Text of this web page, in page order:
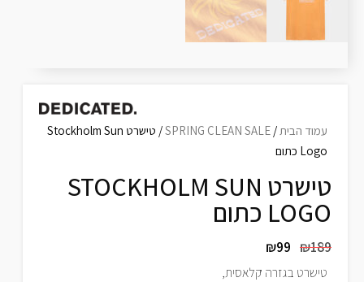
עמוד הבית/
SPRING CLEAN SALE
/ טישרט Stockholm Sun
Logo כתום
טישרט STOCKHOLM SUN
LOGO כתום
₪189
₪99
טישרט בגזרה קלאסית,